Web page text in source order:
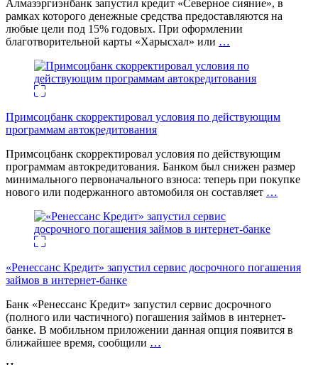
Алмазэргиэнбанк запустил кредит «Северное сияние», в
рамках которого денежные средства предоставляются на
любые цели под 15% годовых. При оформлении
благотворительной карты «Харысхал» или …
Примсоцбанк скорректировал условия по действующим
программам автокредитования
Примсоцбанк скорректировал условия по действующим
программам автокредитования. Банком был снижен размер
минимального первоначального взноса: теперь при покупке
нового или подержанного автомобиля он составляет …
«Ренессанс Кредит» запустил сервис досрочного погашения
займов в интернет-банке
Банк «Ренессанс Кредит» запустил сервис досрочного
(полного или частичного) погашения займов в интернет-
банке. В мобильном приложении данная опция появится в
ближайшее время, сообщили …